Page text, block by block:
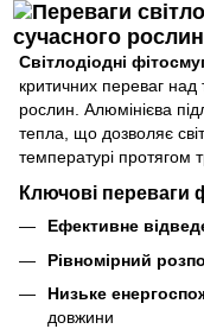
Світлодіодні
критичних переваг
рослин. Алюмінієва
тепла, що дозволяє
температурі протягом
Ключові переваги
Ефективне
Рівномірний
Низьке
довжини